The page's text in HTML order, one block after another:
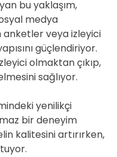
bu yaklaşım,
medya
anketler veya izleyici
güçlendiriyor.
olmaktan çıkıp,
sağlıyor.
yenilikçi
bir deneyim
kalitesini artırırken,